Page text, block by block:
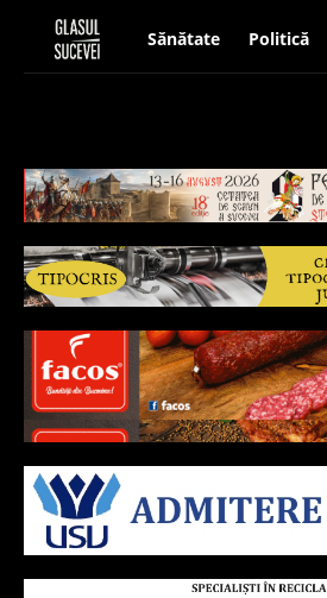
Sănătate Politică